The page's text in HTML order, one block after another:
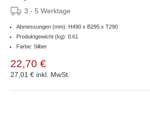
3 - 5 Werktage
Abmessungen (mm): H490 x B295 x T290
Produktgewicht (kg): 0.61
Farbe: Silber
22,70 €
27,01 € inkl. MwSt.